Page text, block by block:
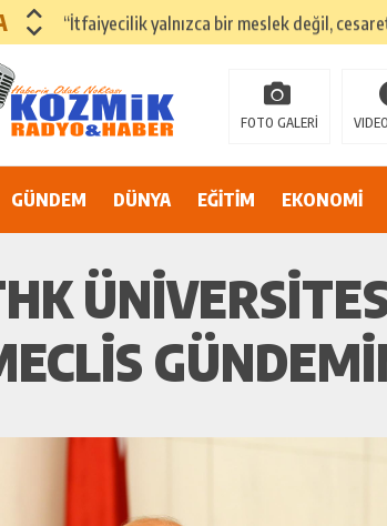
“İtfaiyecilik yalnızca bir meslek değil,
81 İLDE ORTAK ÇAĞRI: “EŞİT VE ADİL BİR
Adana’nın Göbeğinde Güvenlik Alarmı:
FOTO GALERİ
GÜNDEM DÜNYA EĞİTİM EKONOMİ